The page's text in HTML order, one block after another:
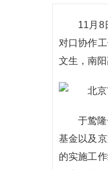
11月8
对口协作
文生，南
于鸷
基金以及
的实施工